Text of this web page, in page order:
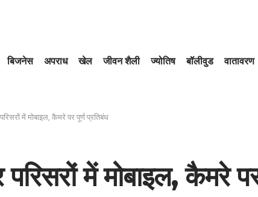
बिजनेस अपराध खेल जीवन शैली ज्योतिष बॉलीवुड वातावरण
में मोबाइल, कैमरे पर पूर्ण प्रतिबंध
परिसरों में मोबाइल, कैमरे